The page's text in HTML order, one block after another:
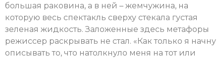
большая раковина, а в ней – жемчужина, на
которую весь спектакль сверху стекала густая
зеленая жидкость. Заложенные здесь метафоры
режиссер раскрывать не стал. «Как только я начну
описывать то, что натолкнуло меня на тот или